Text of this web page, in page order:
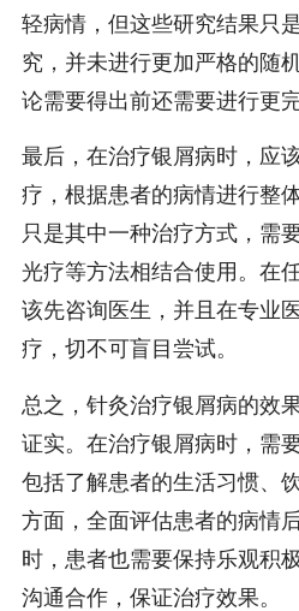
轻病情，但这些研究结果只
究，并未进行更加严格的随
论需要得出前还需要进行更
最后，在治疗银屑病时，应
疗，根据患者的病情进行整
只是其中一种治疗方式，需
光疗等方法相结合使用。在
该先咨询医生，并且在专业
疗，切不可盲目尝试。
总之，针灸治疗银屑病的效
证实。在治疗银屑病时，需
包括了解患者的生活习惯、
方面，全面评估患者的病情
时，患者也需要保持乐观积
沟通合作，保证治疗效果。